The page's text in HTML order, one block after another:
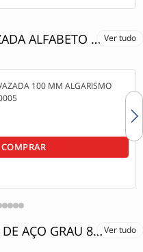
PROMOÇÃO CHAPA VAZADA ALFABETO / ALGARISMO Ver tudo
100 MM ALGARISMO
COMPRAR
PROMOÇÃO CORRENTE DE AÇO GRAU 8 - 25% OFFVer tudo